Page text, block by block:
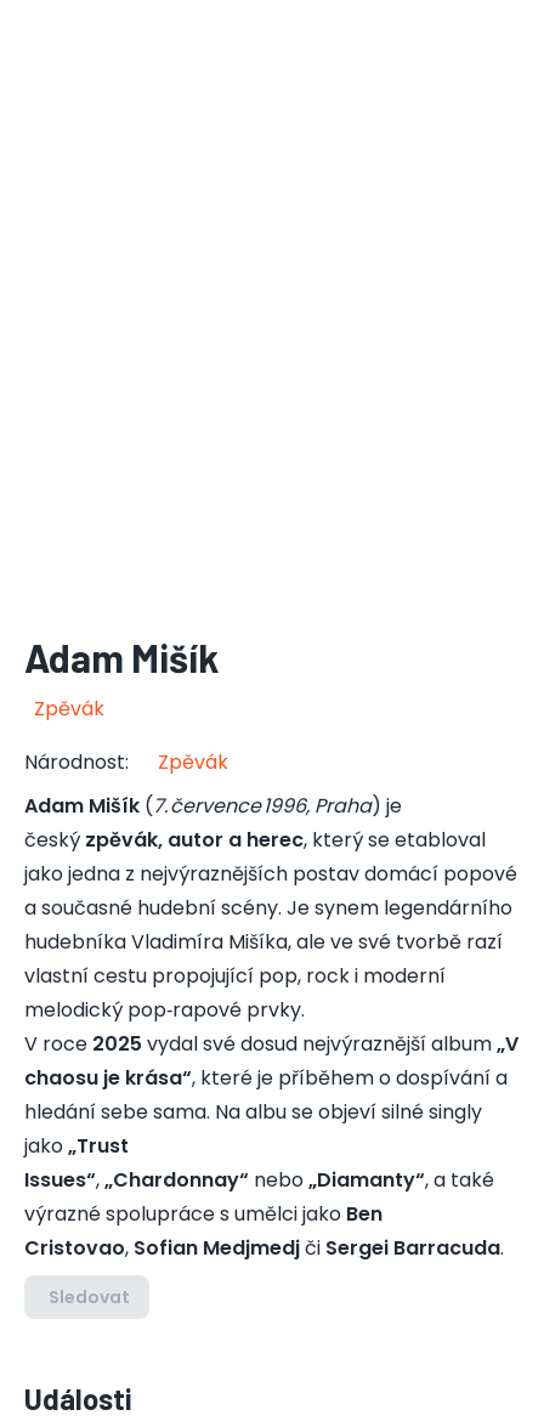
Adam Mišík
Zpěvák
Národnost:
Zpěvák
Adam Mišík (7. července 1996, Praha) je
český zpěvák, autor a herec, který se etabloval
jako jedna z nejvýraznějších postav domácí popové
a současné hudební scény. Je synem legendárního
hudebníka Vladimíra Mišíka, ale ve své tvorbě razí
vlastní cestu propojující pop, rock i moderní
melodický pop‑rapové prvky.
V roce 2025 vydal své dosud nejvýraznější album„V
chaosu je krása“, které je příběhem o dospívání a
hledání sebe sama. Na albu se objeví silné singly
jako„Trust
Issues“,„Chardonnay“ nebo„Diamanty“, a také
výrazné spolupráce s umělci jako Ben
Cristovao, Sofian Medjmedjči Sergei Barracuda.
Sledovat
Události